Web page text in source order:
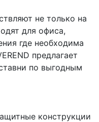
не только на
для офиса,
где необходима
предлагает
по выгодным
конструкции